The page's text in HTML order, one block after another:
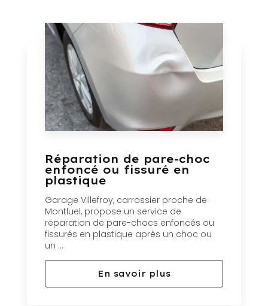
Réparation de pare-choc
enfoncé ou fissuré en
plastique
Garage Villefroy, carrossier proche de
Montluel, propose un service de
réparation de pare-chocs enfoncés ou
fissurés en plastique après un choc ou
un ...
En savoir plus